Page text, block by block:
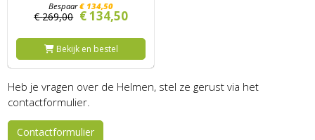
€ 134,50
€269,00 €134,50
Bekijk en bestel
Heb je vragen over de Helmen, stel ze gerust via het
contactformulier.
Contactformulier